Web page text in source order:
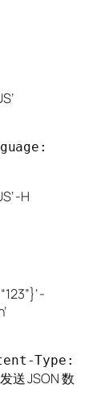
-H
-
Type:
送 JSON 数